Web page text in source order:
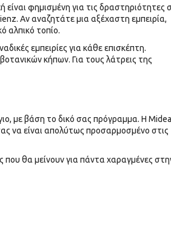
είναι φημισμένη για τις δραστηριότητες
Αν αναζητάτε μια αξέχαστη εμπειρία,
αλπικό τοπίο.
εμπειρίες για κάθε επισκέπτη.
κήπων. Για τους λάτρεις της
με βάση το δικό σας πρόγραμμα. Η
να είναι απολύτως προσαρμοσμένο στις
που θα μείνουν για πάντα χαραγμένες